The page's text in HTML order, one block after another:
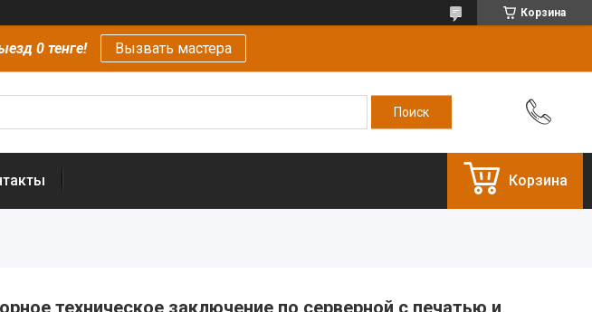
Корзина
0 тенге! Вызвать мастера
Корзина
техническое заключение по серверной с печатью и